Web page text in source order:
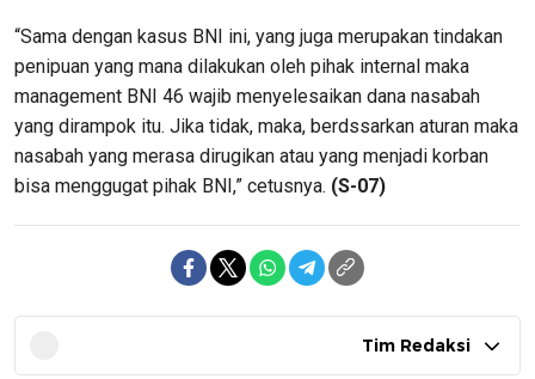
“Sama dengan kasus BNI ini, yang juga merupakan tindakan
penipuan yang mana dilakukan oleh pihak internal maka
management BNI 46 wajib menyelesaikan dana nasabah
yang dirampok itu. Jika tidak, maka, berdssarkan aturan maka
nasabah yang merasa dirugikan atau yang menjadi korban
bisa menggugat pihak BNI,” cetusnya. (S-07)
Tim Redaksi